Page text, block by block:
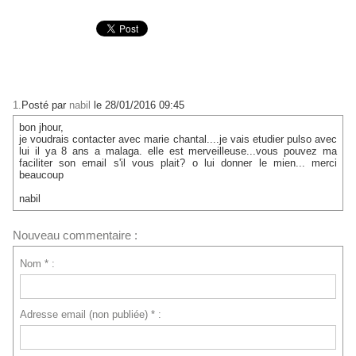
1. Posté par nabil
le 28/01/2016 09:45
bon jhour,
je voudrais contacter avec marie chantal....je vais etudier pulso avec
lui il ya 8 ans a malaga. elle est merveilleuse...vous pouvez ma
faciliter son email s'il vous plait? o lui donner le mien... merci
beaucoup
nabil
Nouveau commentaire :
Nom * :
Adresse email (non publiée) * :